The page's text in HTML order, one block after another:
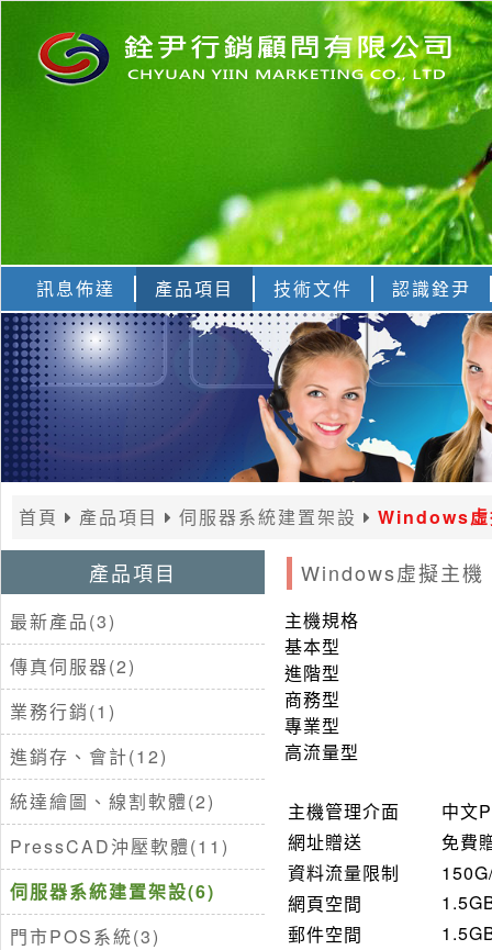
訊息佈達 產品項目 技術文件 認識銓尹
首頁 產品項目 伺服器系統建置架設 Windows虛
產品項目
最新產品(3)
傳真伺服器(2)
業務行銷(1)
進銷存、會計(12)
統達繪圖、線割軟體(2)
PressCAD沖壓軟體(11)
伺服器系統建置架設(6)
門市POS系統(3)
Windows虛擬主機
主機規格
基本型
進階型
商務型
專業型
高流量型
主機管理介面
中文
網址贈送
免費
資料流量限制
網頁空間
郵件空間